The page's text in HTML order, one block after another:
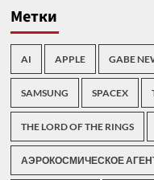
Метки
AI APPLE GABE
SAMSUNG SPACEX
THE LORD OF THE RINGS
АЭРОКОСМИЧЕСКОЕ